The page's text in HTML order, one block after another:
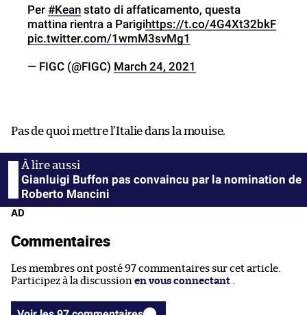
Per #Kean stato di affaticamento, questa
mattina rientra a Parigihttps://t.co/4G4Xt32bkF
pic.twitter.com/1wmM3svMg1
— FIGC (@FIGC) March 24, 2021
Pas de quoi mettre l’Italie dans la mouise.
Gianluigi Buffon pas convaincu par la nomination de
Roberto Mancini
AD
Commentaires
Les membres ont posté 97 commentaires sur cet article.
Participez à la discussion en vous connectant